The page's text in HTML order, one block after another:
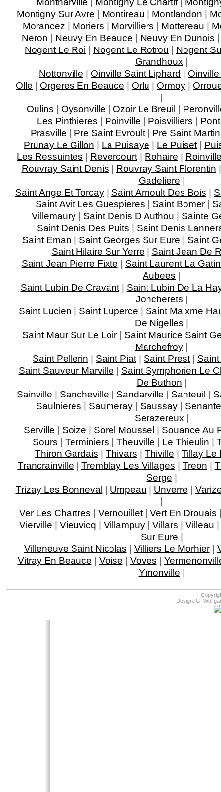
Montigny Sur Avre | Montireau | Montlandon |
Morancez | Moriers | Morvilliers | Mottereau |
Neron | Neuvy En Beauce | Neuvy En Dunois
Nogent Le Roi | Nogent Le Rotrou | Nogent
Grandhoux |
Nottonville | Oinville Saint Liphard |
Olle | Orgeres En Beauce | Orlu | Ormoy |
|
Oulins | Oysonville | Ozoir Le Breuil |
Les Pinthieres | Poinville | Poisvilliers |
Prasville | Pre Saint Evroult | Pre Saint Martin
Prunay Le Gillon | La Puisaye | Le Puiset |
Les Ressuintes | Revercourt | Rohaire | Roinville
Rouvray Saint Denis | Rouvray Saint Florentin
Gadeliere |
Saint Ange Et Torcay | Saint Arnoult Des Bois |
Saint Avit Les Guespieres | Saint Bomer |
Villemaury| Saint Denis D Authou | Sainte
Saint Denis Des Puits | Saint Denis
Saint Eman | Saint Georges Sur Eure | Saint
Saint Hilaire Sur Yerre | Saint Jean De
Saint Jean Pierre Fixte | Saint Laurent La
Aubees |
Saint Lubin De Cravant| Saint Lubin De La
Joncherets |
Saint Lucien | Saint Luperce | Saint Maixme
De Nigelles |
Saint Maur Sur Le Loir | Saint Maurice Saint
Marchefroy |
Saint Pellerin | Saint Piat | Saint Prest |
Saint Sauveur Marville | Saint Symphorien Le
De Buthon |
Sainville | Sancheville | Sandarville | Santeuil |
Saulnieres | Saumeray | Saussay |
Serazereux |
Serville | Soize | Sorel Moussel | Souance Au
Sours | Terminiers | Theuville | Le Thieulin |
Thiron Gardais | Thivars | Thiville | Tillay Le
Trancrainville | Tremblay Les Villages | Treon |
Serge |
Trizay Les Bonneval | Umpeau | Unverre |
|
Ver Les Chartres | Vernouillet | Vert En Drouais
Vierville | Vieuvicq | Villampuy| Villars | Villeau |
Sur Eure |
Villeneuve Saint Nicolas | Villiers Le Morhier|
Vitray En Beauce | Voise | Voves |
Ymonville |
Design: G.